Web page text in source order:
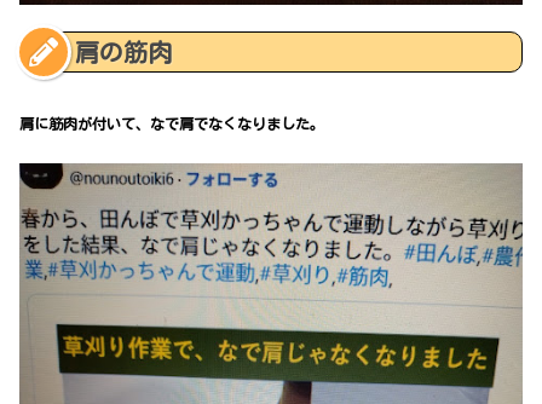
肩の筋肉
肩に筋肉が付いて、なで肩でなくなりました。